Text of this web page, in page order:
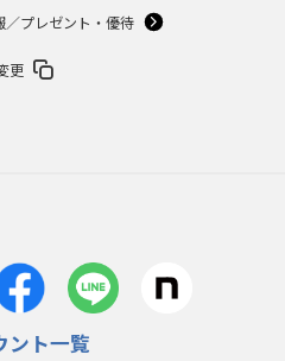
／プレゼント・優待
更
ント一覧